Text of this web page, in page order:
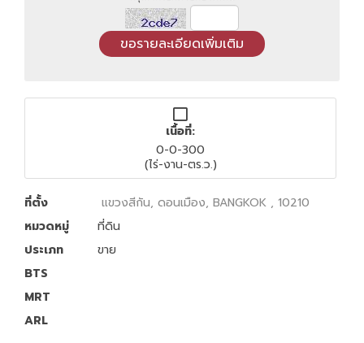
เนื้อที่:
0-0-300
(ไร่-งาน-ตร.ว.)
ที่ตั้ง
แขวงสีกัน, ดอนเมือง, BANGKOK , 10210
หมวดหมู่
ที่ดิน
ประเภท
ขาย
BTS
MRT
ARL